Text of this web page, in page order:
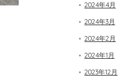
2024年4月
2024年3月
2024年2月
2024年1月
2023年12月